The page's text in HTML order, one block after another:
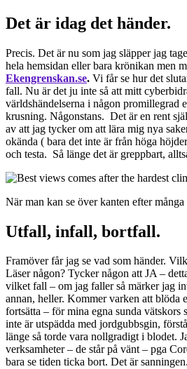
Det är idag det händer.
Precis. Det är nu som jag släpper jag
hela hemsidan eller bara krönikan men
Ekengrenskan.se. Vi får se hur det
fall. Nu är det ju inte så att mitt
världshändelserna i någon promillegrad
krusning. Någonstans. Det är en rent
av att jag tycker om att lära mig nya
okända ( bara det inte är från höga
och testa. Så länge det är greppbart,
När man kan se över kanten efter
Utfall, infall, bortfall.
Framöver får jag se vad som händer.
Läser någon? Tycker någon att JA –
vilket fall – om jag faller så märker jag
annan, heller. Kommer varken att blöda
fortsätta – för mina egna sunda vätskors
inte är utspädda med jordgubbsgin,
länge så torde vara nollgradigt i blodet.
verksamheter – de står på vänt – pga
bara se tiden ticka bort. Det är